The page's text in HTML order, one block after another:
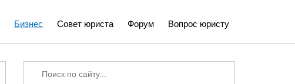
Бизнес Совет юриста Форум Вопрос юристу